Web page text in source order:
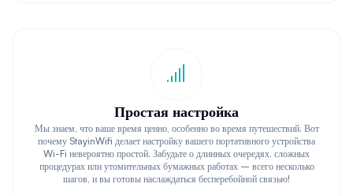
Простая настройка
Мы знаем, что ваше время ценно, особенно во время путешествий. Вот
почему StayinWifi делает настройку вашего портативного устройства
Wi-Fi невероятно простой. Забудьте о длинных очередях, сложных
процедурах или утомительных бумажных работах – всего несколько
шагов, и вы готовы наслаждаться бесперебойной связью!